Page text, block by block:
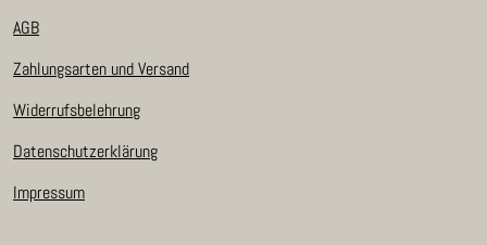
AGB
Zah­lungs­ar­ten und Versand
Wider­rufs­be­leh­rung
Daten­schutz­er­klä­rung
Impres­sum